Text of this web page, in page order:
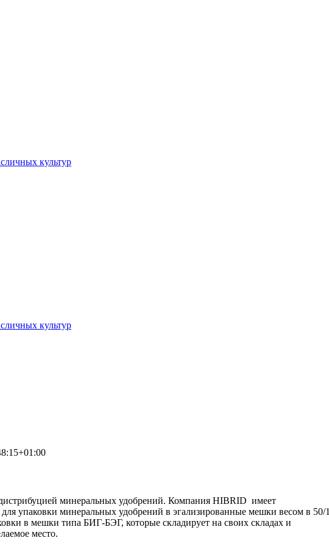
культур
культур
минеральных удобрений. Компания HIBRID имеет
упаковки минеральных удобрений в эгализированные мешки весом в 50/1
в мешки типа БИГ-БЭГ, которые складирует на своих складах и
место.